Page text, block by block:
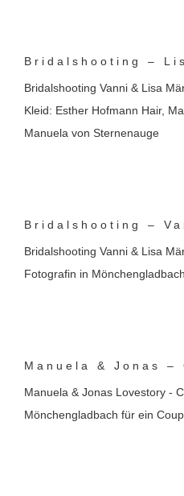
Bridalshooting –
Bridalshooting Vanni & Lisa
Kleid: Esther Hofmann Hair,
Manuela von Sternenauge
Bridalshooting –
Bridalshooting Vanni & Lisa
Fotografin in
Manuela & Jonas –
Manuela & Jonas Lovestory -
Mönchengladbach für ein